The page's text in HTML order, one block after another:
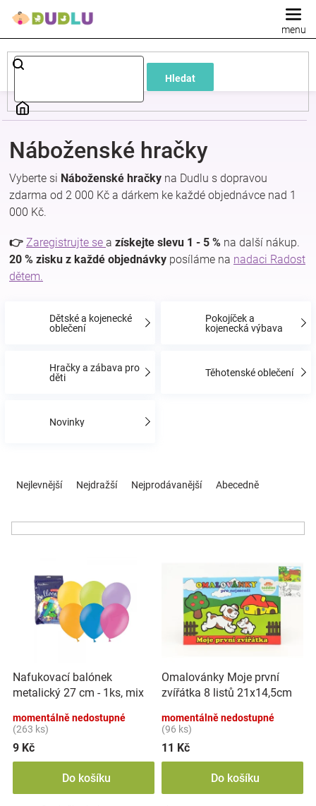
Hledat
Dětské
a
Pokojíček
a
kojenecká
Těhotenské
oblečení
Novinky
Blog
Hračkářství
Přihlášení
Náboženské hračky
Vyberte si Náboženské hračky na Dudlu s dopravou
zdarma od 2 000 Kč a dárkem ke každé objednávce nad 1
000 Kč.
👉 Zaregistrujte se a získejte slevu 1 - 5 % na další nákup.
20 % zisku z každé objednávky posíláme na nadaci Radost
dětem.
Dětské a kojenecké
oblečení
Pokojíček a
kojenecká výbava
Hračky a zábava pro
děti
Těhotenské oblečení
Novinky
ů
Nejlevnější Nejdražší Nejprodávanější Abecedně
o
d
u
k
ů
Nafukovací balónek
metalický 27 cm - 1ks, mix
momentálně nedostupné
(263 ks)
9 Kč
Do košíku
Omalovánky Moje první
zvířátka 8 listů 21x14,5cm
momentálně nedostupné
(96 ks)
11 Kč
Do košíku